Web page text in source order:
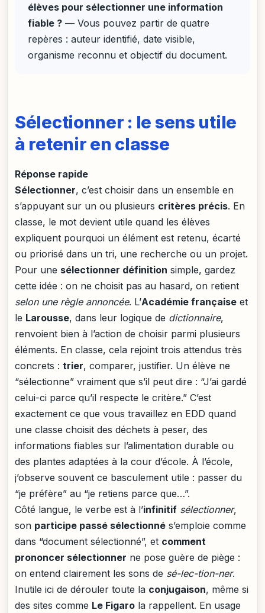
élèves pour sélectionner une information
fiable ? — Vous pouvez partir de quatre
repères : auteur identifié, date visible,
organisme reconnu et objectif du document.
Sélectionner : le sens utile
à retenir en classe
Réponse rapide
Sélectionner, c’est choisir dans un ensemble en
s’appuyant sur un ou plusieurs critères précis. En
classe, le mot devient utile quand les élèves
expliquent pourquoi un élément est retenu, écarté
ou priorisé dans un tri, une recherche ou un projet.
Pour une sélectionner définition simple, gardez
cette idée : on ne choisit pas au hasard, on retient
selon une règle annoncée. L’Académie française et
le Larousse, dans leur logique de dictionnaire,
renvoient bien à l’action de choisir parmi plusieurs
éléments. En classe, cela rejoint trois attendus très
concrets : trier, comparer, justifier. Un élève ne
“sélectionne” vraiment que s’il peut dire : “J’ai gardé
celui-ci parce qu’il respecte le critère.” C’est
exactement ce que vous travaillez en EDD quand
une classe choisit des déchets à peser, des
informations fiables sur l’alimentation durable ou
des plantes adaptées à la cour d’école. À l’école,
j’observe souvent ce basculement utile : passer du
“je préfère” au “je retiens parce que…”.
Côté langue, le verbe est à l’infinitif sélectionner,
son participe passé sélectionné s’emploie comme
dans “document sélectionné”, et comment
prononcer sélectionner ne pose guère de piège :
on entend clairement les sons de sé-lec-tion-ner.
Inutile ici de dérouler toute la conjugaison, même si
des sites comme Le Figaro la rappellent. En usage